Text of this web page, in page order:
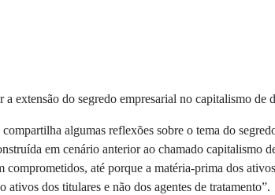
a extensão do segredo empresarial no capitalismo
algumas reflexões sobre o tema do
em cenário anterior ao chamado capitalismo
comprometidos, até porque a matéria-prima dos
ativos dos titulares e não dos agentes de tratamento”.